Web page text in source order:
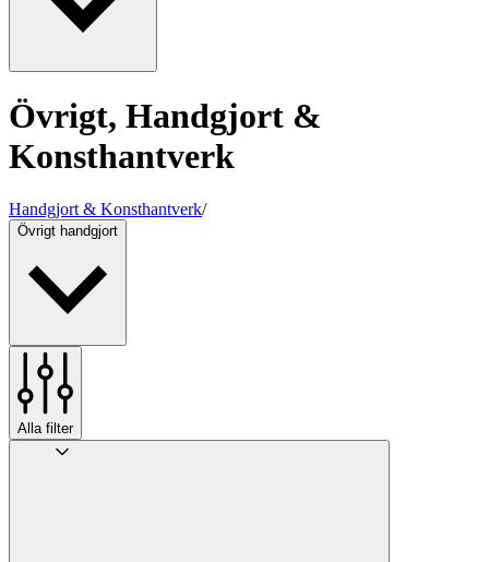
Övrigt, Handgjort &
Konsthantverk
Handgjort & Konsthantverk/
Övrigt handgjort
Alla filter